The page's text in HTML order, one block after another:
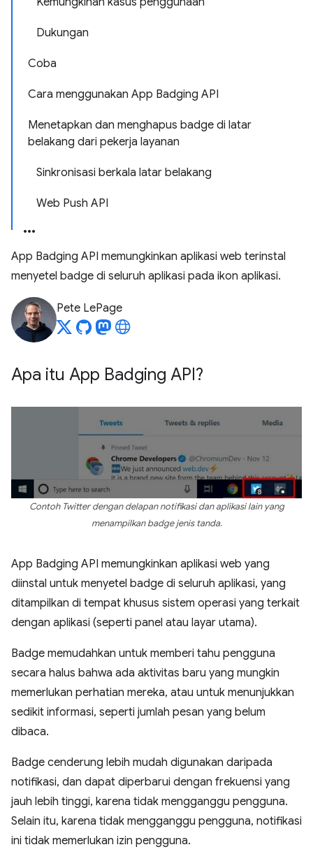
Dukungan
Coba
Cara menggunakan App Badging API
Menetapkan dan menghapus badge di latar
belakang dari pekerja layanan
Sinkronisasi berkala latar belakang
Web Push API
App Badging API memungkinkan aplikasi web terinstal
menyetel badge di seluruh aplikasi pada ikon aplikasi.
Pete LePage
Apa itu App Badging API?
Contoh Twitter dengan delapan notifikasi dan aplikasi lain yang
menampilkan badge jenis tanda.
App Badging API memungkinkan aplikasi web yang
diinstal untuk menyetel badge di seluruh aplikasi, yang
ditampilkan di tempat khusus sistem operasi yang terkait
dengan aplikasi (seperti panel atau layar utama).
Badge memudahkan untuk memberi tahu pengguna
secara halus bahwa ada aktivitas baru yang mungkin
memerlukan perhatian mereka, atau untuk menunjukkan
sedikit informasi, seperti jumlah pesan yang belum
dibaca.
Badge cenderung lebih mudah digunakan daripada
notifikasi, dan dapat diperbarui dengan frekuensi yang
jauh lebih tinggi, karena tidak mengganggu pengguna.
Selain itu, karena tidak mengganggu pengguna, notifikasi
ini tidak memerlukan izin pengguna.